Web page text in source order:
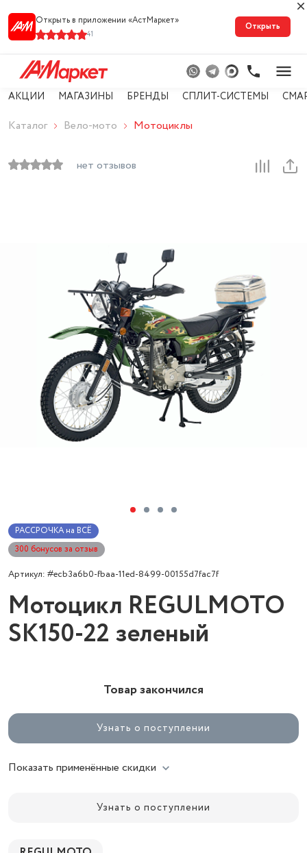
Открыть в приложении «АстМарке‪т‬»
41
Открыть
АКЦИИ МАГАЗИНЫ БРЕНДЫ СПЛИТ-СИСТЕМЫ
Каталог Вело-мото Мотоциклы
нет отзывов
РАССРОЧКА на ВСЁ
300 бонусов за отзыв
Артикул: #ecb3a6b0-fbaa-11ed-8499-00155d7fac7f
Мотоцикл REGULMOTO
SK150-22 зеленый
Товар закончился
Узнать о поступлении
Показать применённые скидки
Узнать о поступлении